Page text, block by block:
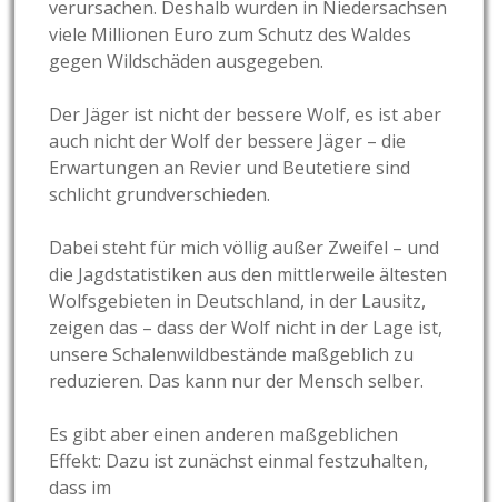
verursachen. Deshalb wurden in Niedersachsen
viele Millionen Euro zum Schutz des Waldes
gegen Wildschäden ausgegeben.
Der Jäger ist nicht der bessere Wolf, es ist aber
auch nicht der Wolf der bessere Jäger – die
Erwartungen an Revier und Beutetiere sind
schlicht grundverschieden.
Dabei steht für mich völlig außer Zweifel – und
die Jagdstatistiken aus den mittlerweile ältesten
Wolfsgebieten in Deutschland, in der Lausitz,
zeigen das – dass der Wolf nicht in der Lage ist,
unsere Schalenwildbestände maßgeblich zu
reduzieren. Das kann nur der Mensch selber.
Es gibt aber einen anderen maßgeblichen
Effekt: Dazu ist zunächst einmal festzuhalten,
dass im